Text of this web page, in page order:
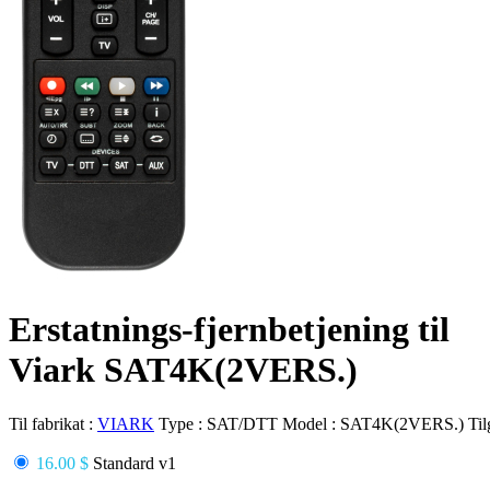
Erstatnings-fjernbetjening til
Viark SAT4K(2VERS.)
Til fabrikat : VIARK Type : SAT/DTT Model : SAT4K(2VERS.)
16.00 $ Standard v1